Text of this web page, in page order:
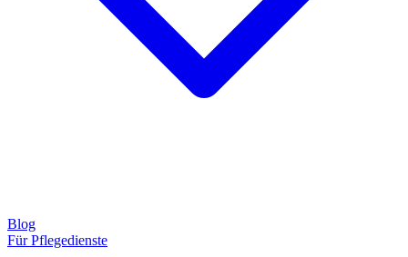
Blog
Für Pflegedienste